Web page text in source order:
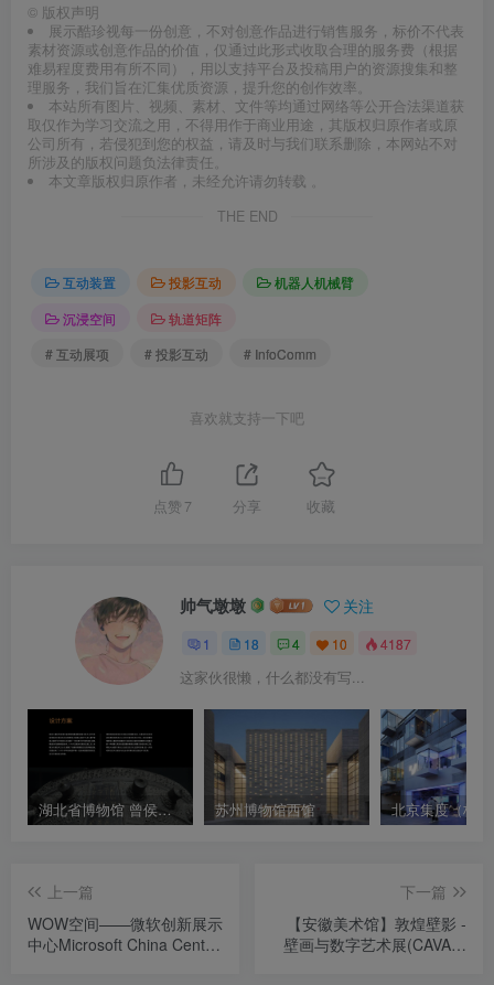
© 版权声明
展示酷珍视每一份创意，不对创意作品进行销售服务，标价不代表
素材资源或创意作品的价值，仅通过此形式收取合理的服务费（根据
难易程度费用有所不同），用以支持平台及投稿用户的资源搜集和整
理服务，我们旨在汇集优质资源，提升您的创作效率。
本站所有图片、视频、素材、文件等均通过网络等公开合法渠道获
取仅作为学习交流之用，不得用作于商业用途，其版权归原作者或原
公司所有，若侵犯到您的权益，请及时与我们联系删除，本网站不对
所涉及的版权问题负法律责任。
本文章版权归原作者，未经允许请勿转载 。
THE END
互动装置 投影互动
机器人机械臂
沉浸空间
轨道矩阵
# 互动展项
# 投影互动 # InfoComm
喜欢就支持一下吧
点赞 7 分享 收藏
帅气墩墩 关注
1 18 4 10 4187
这家伙很懒，什么都没有写...
湖北省博物馆 曾侯乙时代礼乐文明展厅设计方案 苏州博物馆西馆
上一篇
WOW空间——微软创新展示
中心Microsoft China Center
下一篇
【安徽美术馆】敦煌壁影 -
壁画与数字艺术展(CAVA沉